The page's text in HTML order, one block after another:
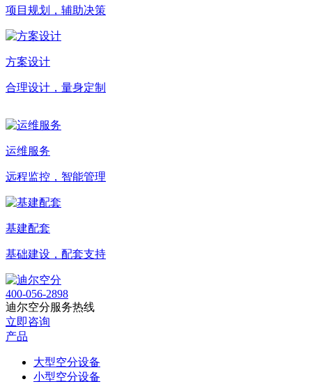
项目规划，辅助决策
方案设计
合理设计，量身定制
运维服务
远程监控，智能管理
基建配套
基础建设，配套支持
400-056-2898
迪尔空分服务热线
立即咨询
产品
大型空分设备
小型空分设备